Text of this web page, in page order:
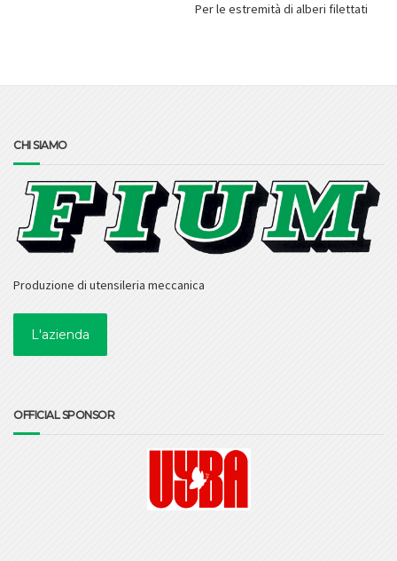
Per le estremità di alberi filettati
CHI SIAMO
Produzione di utensileria meccanica
L'azienda
OFFICIAL SPONSOR